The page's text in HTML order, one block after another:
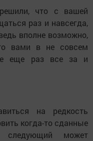
что с вашей
раз и навсегда,
вполне возможно,
вами в не совсем
еще раз все за и
на редкость
когда-то сданные
следующий может